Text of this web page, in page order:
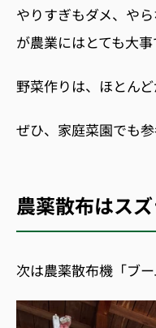
やりすぎもダメ、や
が農業にはとても大事
野菜作りは、ほとんど
ぜひ、家庭菜園でも
農薬散布はス
次は農薬散布機「ブ